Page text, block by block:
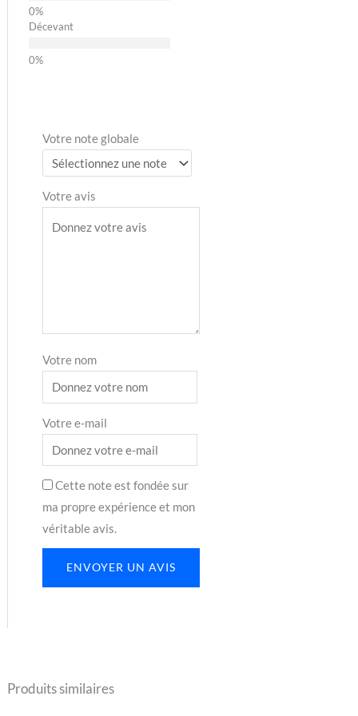
Décevant
Votre note globale
Votre avis
Votre nom
Votre e-mail
Cette note est fondée sur
ma propre expérience et mon
véritable avis.
ENVOYER UN AVIS
Produits similaires